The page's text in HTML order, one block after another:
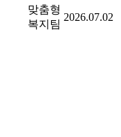
맞춤형
복지팀
2026.07.02